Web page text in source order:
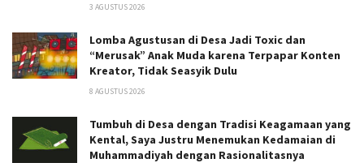
3 AGUSTUS 2026
Lomba Agustusan di Desa Jadi Toxic dan
“Merusak” Anak Muda karena Terpapar Konten
Kreator, Tidak Seasyik Dulu
8 AGUSTUS 2026
Tumbuh di Desa dengan Tradisi Keagamaan yang
Kental, Saya Justru Menemukan Kedamaian di
Muhammadiyah dengan Rasionalitasnya